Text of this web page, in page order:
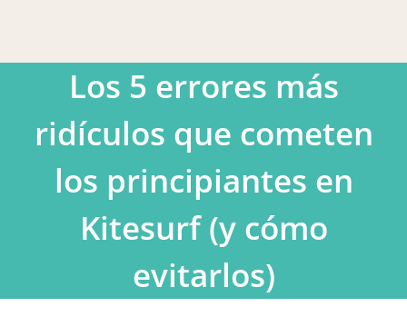
Los 5 errores más
ridículos que cometen
los principiantes en
Kitesurf (y cómo
evitarlos)